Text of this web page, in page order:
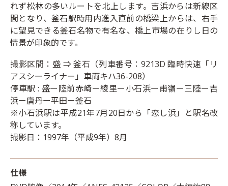
れず松林の多いルートを北上します。吉浜からは新線区
間となり、釜石駅時用内進入直前の橋梁上からは、右手
に望見できる釜石名物で有名な、橋上市場の在りし日の
情景が印象的です。
撮影区間：盛 ⇒ 釜石（列車番号：9213D 臨時快速「リ
アスシーライナー」車両キハ36-208）
停車駅 : 盛ー陸前赤崎ー綾里ー小石浜ー甫嶺ー三陸ー吉
浜ー唐丹ー平田ー釜石
※小石浜駅は平成21年7月20日から「恋し浜」と駅名改
称しています。
撮影日：1997年（平成9年）8月
仕様